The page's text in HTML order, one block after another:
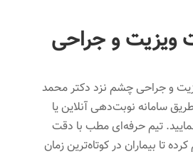
ویزیت و جراحی
و جراحی چشم نزد دکتر محمد
سامانه نوبت‌دهی آنلاین یا
تیم حرفه‌ای مطب با دقت
تا بیماران در کوتاه‌ترین زمان